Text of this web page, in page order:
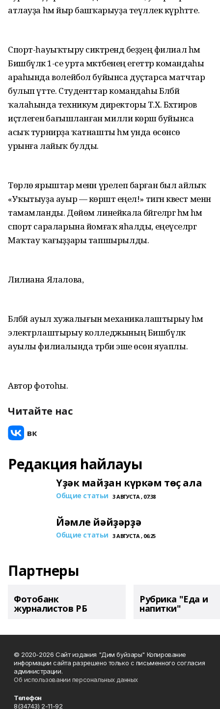
атлауҙа һәм йыр башҡарыуҙа теүәллек күрһәтте.
Спорт-һауыҡтыру сиктәрендә беҙҙең филиал hәм
Бишбүләк 1-се урта мәктәбенең егеттәр командаһы
араһында волейбол буйынса дуҫтарса матчтар
булып үтте. Студенттар командаһы Бәләбәй
ҡалаһында техникум директоры Т.Х. Бәхтиәров
иҫтәлегенә бағышланған милли көрәш буйынса
асыҡ турнирҙа ҡатнашты һәм унда өсөнсө
урынға лайыҡ булды.
Төрлө ярыштар менән үрелеп барған был айлыҡ
«Уҡытыуҙа ауыр — көрәштә еңел!» тигән квест менән
тамамланды. Дөйөм линейкала бәйгеләргә һәм hәм
спорт сараларына йомғаҡ яһалды, еңеүселәргә
Маҡтау ҡағыҙҙары тапшырылды.
Лилиана Ялалова,
Бәләбәй ауыл хужалығын механикалаштырыу hәм
электрлаштырыу колледжының Бишбүләк
ауылы филиалында тәрбиә эше өсөн яуаплы.
Автор фотоһы.
Читайте нас
Редакция һайлауы
Үҙәк майҙан күркәм төҫ ала
Общие статьи 3 АВГУСТА , 07:38
Йәмле йәйҙәрҙә
Общие статьи 3 АВГУСТА , 06:25
Партнеры
Фотобанк
журналистов РБ
Рубрика "Еда и
напитки"
© 2020-2026 Сайт издания "Дим буйзары" Копирование
информации сайта разрешено только с письменного согласия
администрации.
Об использовании персональных данных
Телефон
8(34743) 2-11-92